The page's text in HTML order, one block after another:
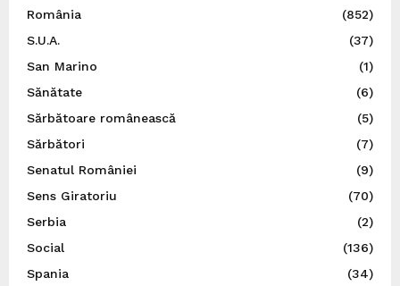
România
(852)
S.U.A.
(37)
San Marino
(1)
Sănătate
(6)
Sărbătoare românească
(5)
Sărbători
(7)
Senatul României
(9)
Sens Giratoriu
(70)
Serbia
(2)
Social
(136)
Spania
(34)